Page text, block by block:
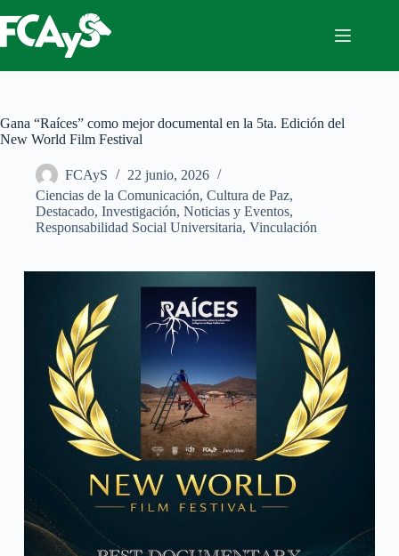
al
contenido
Gana “Raíces” como mejor documental en la 5ta. Edición del
New World Film Festival
FCAyS
22 junio, 2026
Ciencias de la Comunicación, Cultura de Paz,
Destacado, Investigación, Noticias y Eventos,
Responsabilidad Social Universitaria, Vinculación